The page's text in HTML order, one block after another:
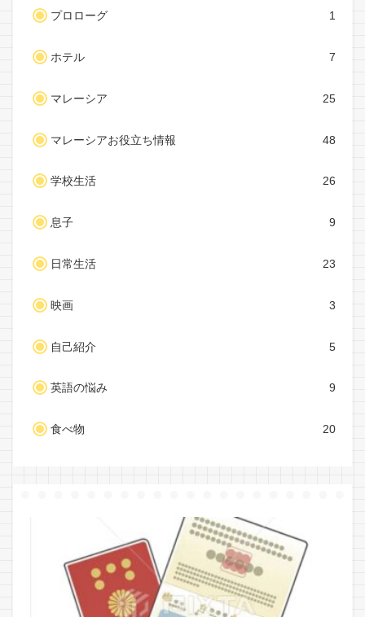
プロローグ 1
ホテル 7
マレーシア 25
マレーシアお役立ち情報 48
学校生活 26
息子 9
日常生活 23
映画 3
自己紹介 5
英語の悩み 9
食べ物 20